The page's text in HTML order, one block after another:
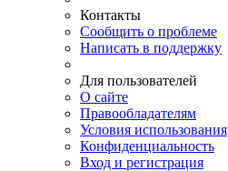
Контакты
Сообщить о проблеме
Написать в поддержку
Для пользователей
О сайте
Правообладателям
Условия использования
Конфиденциальность
Вход и регистрация